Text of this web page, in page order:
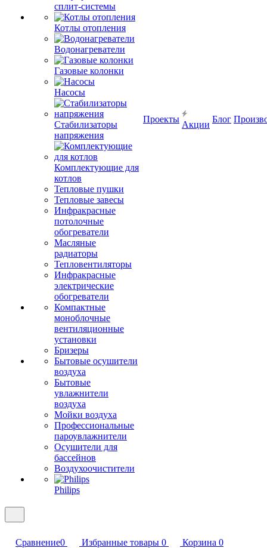
сплит-системы
Котлы отопления
Водонагреватели
Газовые колонки
Насосы
Стабилизаторы
напряжения
Комплектующие для
котлов
Тепловые пушки
Тепловые завесы
Инфракрасные
потолочные
обогреватели
Масляные
радиаторы
Тепловентиляторы
Инфракрасные
электрические
обогреватели
Компактные
моноблочные
вентиляционные
установки
Бризеры
Бытовые осушители
воздуха
Бытовые
увлажнители
воздуха
Мойки воздуха
Профессиональные
пароувлажнители
Осушители для
бассейнов
Воздухоочистители
Philips
Проекты
Акции
Блог
Сравнение0 Избранные товары 0 Корзина 0